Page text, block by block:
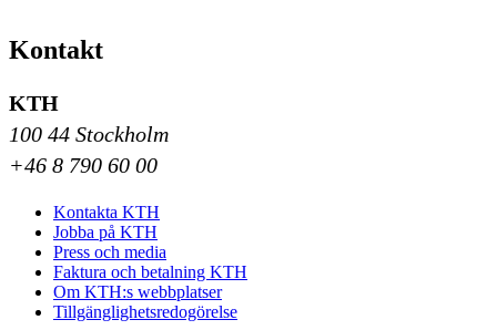
Kontakt
KTH
100 44 Stockholm
+46 8 790 60 00
Kontakta KTH
Jobba på KTH
Press och media
Faktura och betalning KTH
Om KTH:s webbplatser
Tillgänglighetsredogörelse